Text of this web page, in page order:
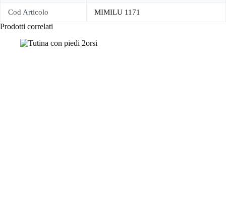
Cod Articolo MIMILU 1171
Prodotti correlati